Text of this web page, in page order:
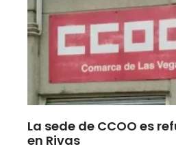
La sede de CCOO es
en Rivas